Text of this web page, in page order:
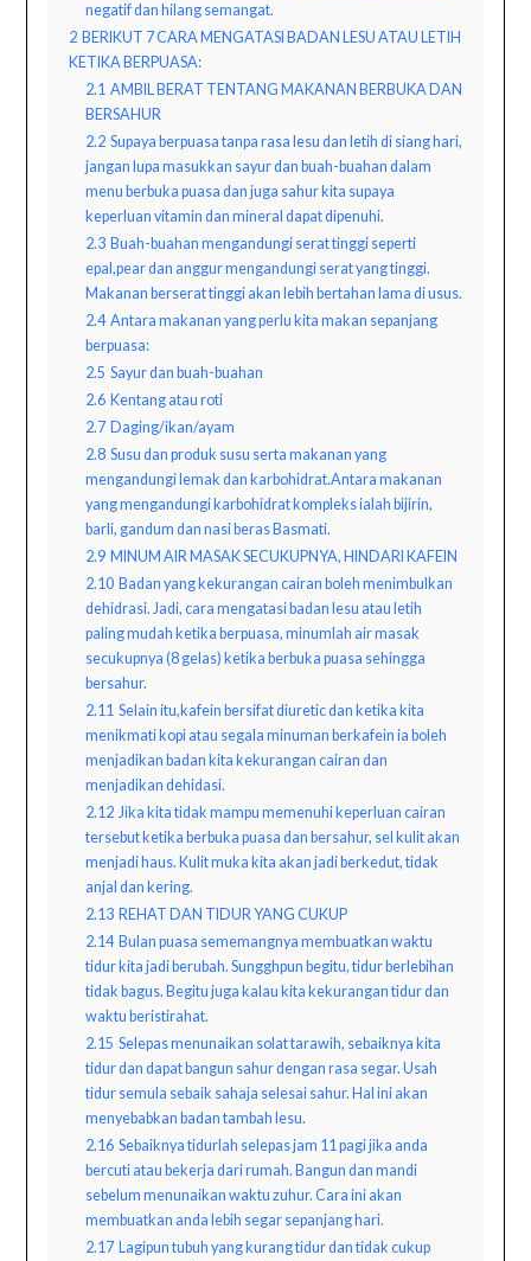
negatif dan hilang semangat.
2 BERIKUT 7 CARA MENGATASI BADAN LESU ATAU LETIH
KETIKA BERPUASA:
2.1 AMBIL BERAT TENTANG MAKANAN BERBUKA DAN
BERSAHUR
2.2 Supaya berpuasa tanpa rasa lesu dan letih di siang hari,
jangan lupa masukkan sayur dan buah-buahan dalam
menu berbuka puasa dan juga sahur kita supaya
keperluan vitamin dan mineral dapat dipenuhi.
2.3 Buah-buahan mengandungi serat tinggi seperti
epal,pear dan anggur mengandungi serat yang tinggi.
Makanan berserat tinggi akan lebih bertahan lama di usus.
2.4 Antara makanan yang perlu kita makan sepanjang
berpuasa:
2.5 Sayur dan buah-buahan
2.6 Kentang atau roti
2.7 Daging/ikan/ayam
2.8 Susu dan produk susu serta makanan yang
mengandungi lemak dan karbohidrat.Antara makanan
yang mengandungi karbohidrat kompleks ialah bijirin,
barli, gandum dan nasi beras Basmati.
2.9 MINUM AIR MASAK SECUKUPNYA, HINDARI KAFEIN
2.10 Badan yang kekurangan cairan boleh menimbulkan
dehidrasi. Jadi, cara mengatasi badan lesu atau letih
paling mudah ketika berpuasa, minumlah air masak
secukupnya (8 gelas) ketika berbuka puasa sehingga
bersahur.
2.11 Selain itu,kafein bersifat diuretic dan ketika kita
menikmati kopi atau segala minuman berkafein ia boleh
menjadikan badan kita kekurangan cairan dan
menjadikan dehidasi.
2.12 Jika kita tidak mampu memenuhi keperluan cairan
tersebut ketika berbuka puasa dan bersahur, sel kulit akan
menjadi haus. Kulit muka kita akan jadi berkedut, tidak
anjal dan kering.
2.13 REHAT DAN TIDUR YANG CUKUP
2.14 Bulan puasa sememangnya membuatkan waktu
tidur kita jadi berubah. Sungghpun begitu, tidur berlebihan
tidak bagus. Begitu juga kalau kita kekurangan tidur dan
waktu beristirahat.
2.15 Selepas menunaikan solat tarawih, sebaiknya kita
tidur dan dapat bangun sahur dengan rasa segar. Usah
tidur semula sebaik sahaja selesai sahur. Hal ini akan
menyebabkan badan tambah lesu.
2.16 Sebaiknya tidurlah selepas jam 11 pagi jika anda
bercuti atau bekerja dari rumah. Bangun dan mandi
sebelum menunaikan waktu zuhur. Cara ini akan
membuatkan anda lebih segar sepanjang hari.
2.17 Lagipun tubuh yang kurang tidur dan tidak cukup